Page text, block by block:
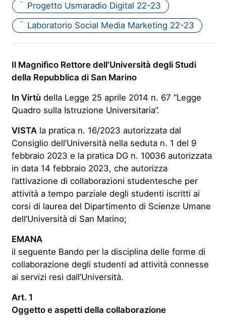
PDF Progetto Usmaradio Digital 22-23
PDF Laboratorio Social Media Marketing 22-23
Il Magnifico Rettore dell’Università degli Studi
della Repubblica di San Marino
In Virtùdella Legge 25 aprile 2014 n. 67 “Legge
Quadro sulla Istruzione Universitaria”.
VISTAla pratica n. 16/2023 autorizzata dal
Consiglio dell’Università nella seduta n. 1 del 9
febbraio 2023 e la pratica DG n. 10036 autorizzata
in data 14 febbraio 2023, che autorizza
l’attivazione di collaborazioni studentesche per
attività a tempo parziale degli studenti iscritti ai
corsi di laurea del Dipartimento di Scienze Umane
dell’Università di San Marino;
EMANA
il seguente Bando per la disciplina delle forme di
collaborazione degli studenti ad attività connesse
ai servizi resi dall’Università.
Art. 1
Oggetto e aspetti della collaborazione